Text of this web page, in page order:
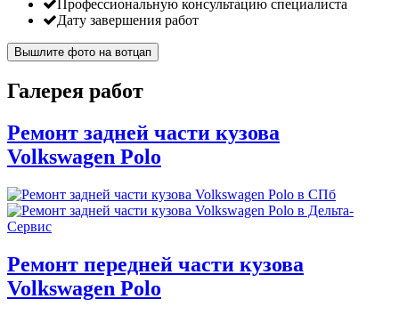
Профессиональную консультацию специалиста
Дату завершения работ
Вышлите фото на вотцап
Галерея работ
Ремонт задней части кузова
Volkswagen Polo
Ремонт передней части кузова
Volkswagen Polo